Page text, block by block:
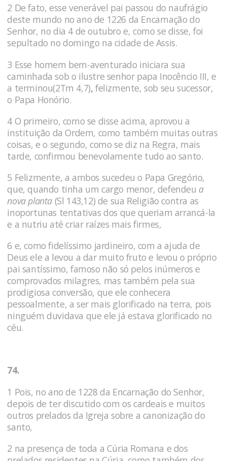
2 De fato, esse ve­nerável pai passou do naufrágio
deste mundo no ano de 1226 da Encarnação do
Senhor, no dia 4 de outubro e, como se disse, foi
sepultado no domingo na cidade de Assis.
3 Esse homem bem-aventurado iniciara sua
caminhada sob o ilustre senhor papa Inocêncio III, e
a terminou(2Tm 4,7), felizmente, sob seu su­cessor,
o Papa Honório.
4 O primeiro, como se disse acima, apro­vou a
instituição da Ordem, como também muitas outras
coisas, e o segundo, como se diz na Regra, mais
tarde, confirmou bene­volamente tudo ao santo.
5 Felizmente, a ambos sucedeu o Papa Gregório,
que, quando tinha um cargo menor, defendeu a
nova planta (Sl 143,12) de sua Religião contra as
inoportunas tentati­vas dos que queriam arrancá-la
e a nutriu até criar raízes mais fir­mes,
6 e, como fidelíssimo jardineiro, com a ajuda de
Deus ele a le­vou a dar muito fruto e levou o próprio
pai santíssimo, famoso não só pelos inúmeros e
comprovados milagres, mas também pela sua
prodigiosa conversão, que ele conhecera
pessoalmente, a ser mais glorificado na terra, pois
ninguém duvidava que ele já estava glorificado no
céu.
74.
1 Pois, no ano de 1228 da Encarnação do Senhor,
depois de ter discutido com os cardeais e muitos
outros prelados da Igreja sobre a canonização do
santo,
2 na presença de toda a Cúria Ro­mana e dos